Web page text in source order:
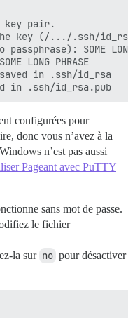
key pair.
key (/.../.ssh/
SOME LONG
LONG PHRASE
in .ssh/id_rsa
configurées pour
donc vous n’avez à la
n’est pas aussi
Pageant avec PuTTY
sans mot de passe.
le fichier
la sur no pour désactiver